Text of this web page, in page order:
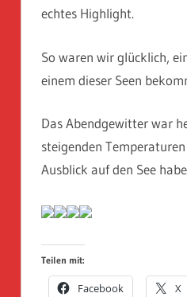
echtes Highlight.
So waren wir glücklich,
einem dieser Seen
Das Abendgewitter war
steigenden
Ausblick auf den See
Teilen mit:
Facebook X